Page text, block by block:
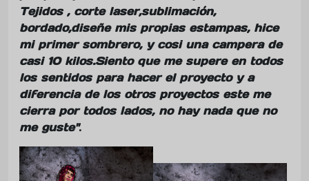
Tejidos , corte laser,sublimación,
bordado,diseñe mis propias estampas, hice
mi primer sombrero, y cosi una campera de
casi 10 kilos.Siento que me supere en todos
los sentidos para hacer el proyecto y a
diferencia de los otros proyectos este me
cierra por todos lados, no hay nada que no
me guste".